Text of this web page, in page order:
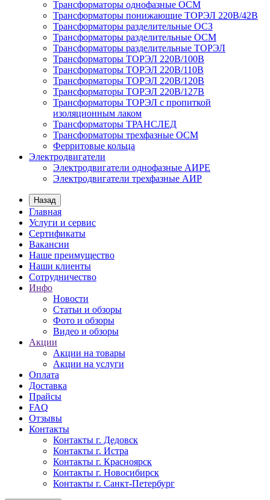
Трансформаторы однофазные ОСМ
Трансформаторы понижающие ТОРЭЛ 220В/42В
Трансформаторы разделительные ОСЗ
Трансформаторы разделительные ОСМ
Трансформаторы разделительные ТОРЭЛ
Трансформаторы ТОРЭЛ 220В/100В
Трансформаторы ТОРЭЛ 220В/110В
Трансформаторы ТОРЭЛ 220В/120В
Трансформаторы ТОРЭЛ 220В/127В
Трансформаторы ТОРЭЛ с пропиткой
изоляционным лаком
Трансформаторы ТРАНСЛЕД
Трансформаторы трехфазные ОСМ
Ферритовые кольца
Электродвигатели
Электродвигатели однофазные АИРЕ
Электродвигатели трехфазные АИР
Назад
Главная
Услуги и сервис
Сертификаты
Вакансии
Наше преимущество
Наши клиенты
Сотрудничество
Инфо
Новости
Статьи и обзоры
Фото и обзоры
Видео и обзоры
Акции
Акции на товары
Акции на услуги
Оплата
Доставка
Прайсы
FAQ
Отзывы
Контакты
Контакты г. Дедовск
Контакты г. Истра
Контакты г. Красноярск
Контакты г. Новосибирск
Контакты г. Санкт-Петербург